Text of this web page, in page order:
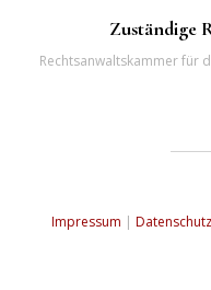
Zuständige
Rechtsanwaltskammer für
Impressum |